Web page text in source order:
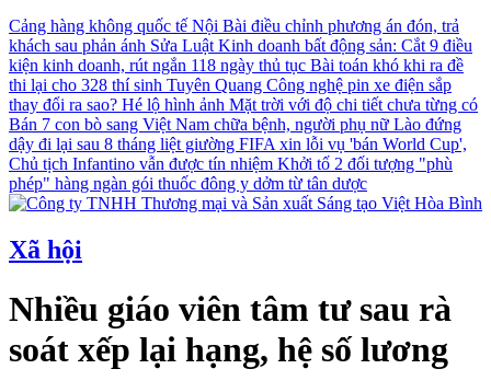
Cảng hàng không quốc tế Nội Bài điều chỉnh phương án đón, trả
khách sau phản ánh Sửa Luật Kinh doanh bất động sản: Cắt 9 điều
kiện kinh doanh, rút ngắn 118 ngày thủ tục Bài toán khó khi ra đề
thi lại cho 328 thí sinh Tuyên Quang Công nghệ pin xe điện sắp
thay đổi ra sao? Hé lộ hình ảnh Mặt trời với độ chi tiết chưa từng có
Bán 7 con bò sang Việt Nam chữa bệnh, người phụ nữ Lào đứng
dậy đi lại sau 8 tháng liệt giường FIFA xin lỗi vụ 'bán World Cup',
Chủ tịch Infantino vẫn được tín nhiệm Khởi tố 2 đối tượng "phù
phép" hàng ngàn gói thuốc đông y dởm từ tân dược
Xã hội
Nhiều giáo viên tâm tư sau rà
soát xếp lại hạng, hệ số lương